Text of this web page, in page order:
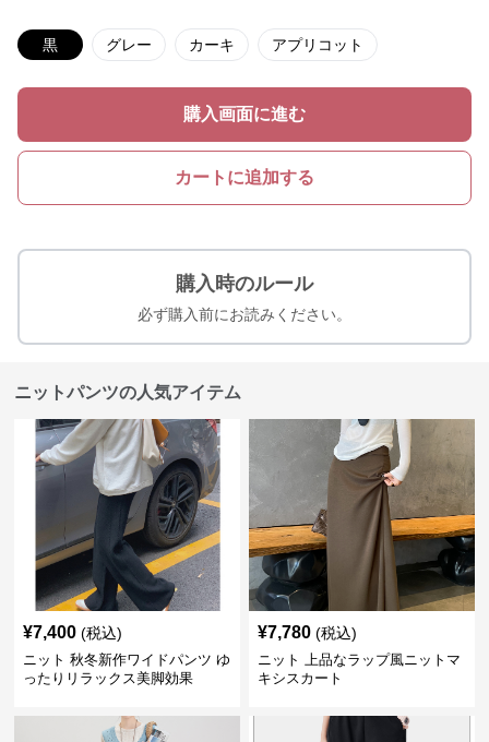
黒 グレー カーキ アプリコット
購入画面に進む
カートに追加する
購入時のルール
必ず購入前にお読みください。
ニットパンツの人気アイテム
¥7,400 (税込)
ニット 秋冬新作ワイドパンツ ゆ
ったりリラックス美脚効果
¥7,780 (税込)
ニット 上品なラップ風ニットマ
キシスカート